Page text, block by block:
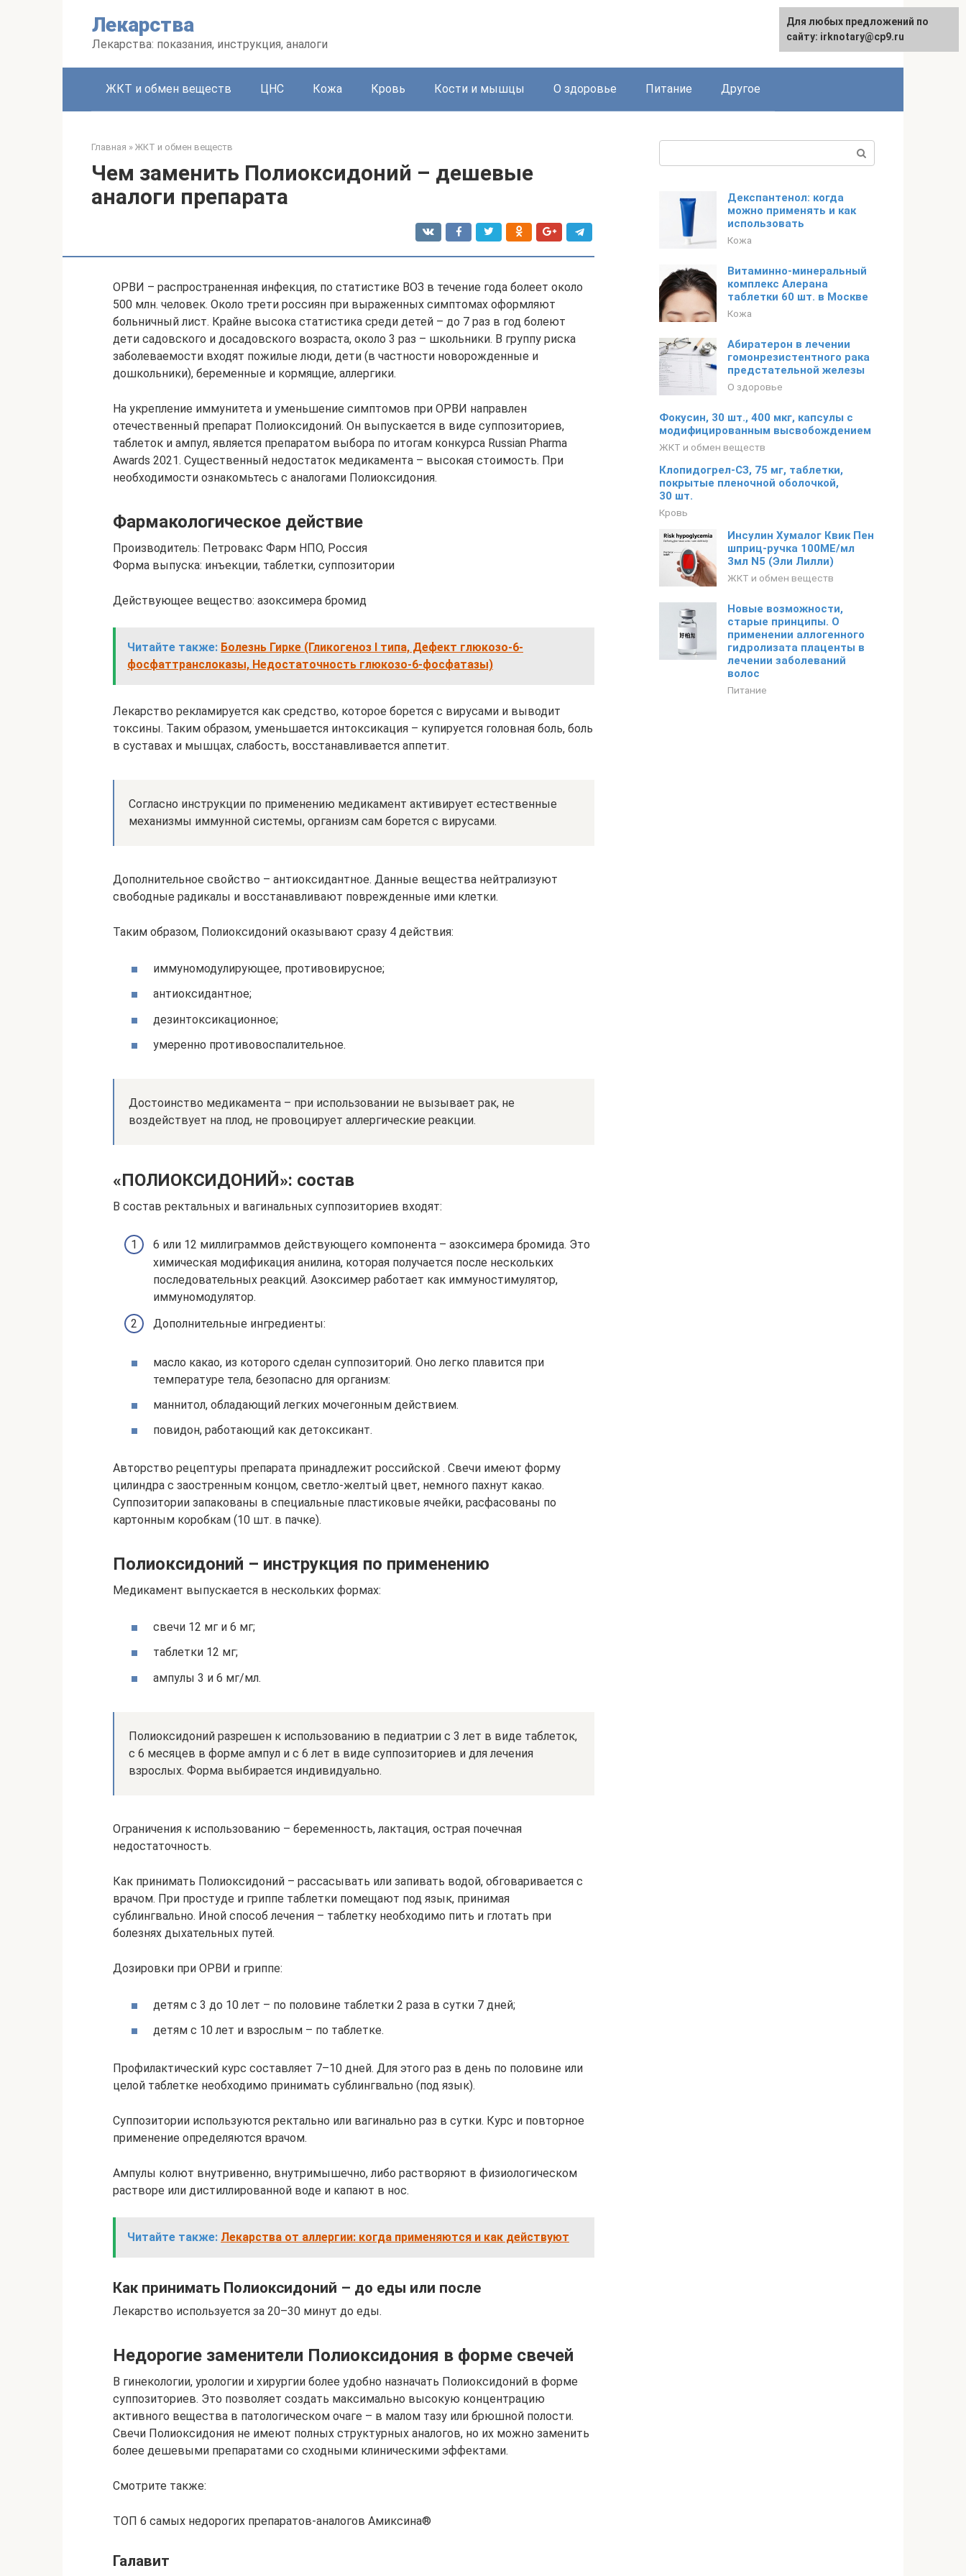
Лекарства
Лекарства: показания, инструкция, аналоги
ЖКТ и обмен веществ ЦНС Кожа Кровь Кости и мышцы О здоровье Питание Другое
Главная » ЖКТ и обмен веществ
Чем заменить Полиоксидоний – дешевые
аналоги препарата
ОРВИ – распространенная инфекция, по статистике ВОЗ в течение года болеет около
500 млн. человек. Около трети россиян при выраженных симптомах оформляют
больничный лист. Крайне высока статистика среди детей – до 7 раз в год болеют
дети садовского и досадовского возраста, около 3 раз – школьники. В группу риска
заболеваемости входят пожилые люди, дети (в частности новорожденные и
дошкольники), беременные и кормящие, аллергики.
На укрепление иммунитета и уменьшение симптомов при ОРВИ направлен
отечественный препарат Полиоксидоний. Он выпускается в виде суппозиториев,
таблеток и ампул, является препаратом выбора по итогам конкурса Russian Pharma
Awards 2021. Существенный недостаток медикамента – высокая стоимость. При
необходимости ознакомьтесь с аналогами Полиоксидония.
Фармакологическое действие
Производитель: Петровакс Фарм НПО, Россия
Форма выпуска: инъекции, таблетки, суппозитории
Действующее вещество: азоксимера бромид
Читайте также: Болезнь Гирке (Гликогеноз I типа, Дефект глюкозо-6-
фосфаттранслоказы, Недостаточность глюкозо-6-фосфатазы)
Лекарство рекламируется как средство, которое борется с вирусами и выводит
токсины. Таким образом, уменьшается интоксикация – купируется головная боль, боль
в суставах и мышцах, слабость, восстанавливается аппетит.
Согласно инструкции по применению медикамент активирует естественные
механизмы иммунной системы, организм сам борется с вирусами.
Дополнительное свойство – антиоксидантное. Данные вещества нейтрализуют
свободные радикалы и восстанавливают поврежденные ими клетки.
Таким образом, Полиоксидоний оказывают сразу 4 действия:
иммуномодулирующее, противовирусное;
антиоксидантное;
дезинтоксикационное;
умеренно противовоспалительное.
Достоинство медикамента – при использовании не вызывает рак, не
воздействует на плод, не провоцирует аллергические реакции.
«ПОЛИОКСИДОНИЙ»: состав
В состав ректальных и вагинальных суппозиториев входят:
6 или 12 миллиграммов действующего компонента – азоксимера бромида. Это
химическая модификация анилина, которая получается после нескольких
последовательных реакций. Азоксимер работает как иммуностимулятор,
иммуномодулятор.
Дополнительные ингредиенты:
масло какао, из которого сделан суппозиторий. Оно легко плавится при
температуре тела, безопасно для организм:
маннитол, обладающий легких мочегонным действием.
повидон, работающий как детоксикант.
Авторство рецептуры препарата принадлежит российской . Свечи имеют форму
цилиндра с заостренным концом, светло-желтый цвет, немного пахнут какао.
Суппозитории запакованы в специальные пластиковые ячейки, расфасованы по
картонным коробкам (10 шт. в пачке).
Полиоксидоний – инструкция по применению
Медикамент выпускается в нескольких формах:
свечи 12 мг и 6 мг;
таблетки 12 мг;
ампулы 3 и 6 мг/мл.
Полиоксидоний разрешен к использованию в педиатрии с 3 лет в виде таблеток,
с 6 месяцев в форме ампул и с 6 лет в виде суппозиториев и для лечения
взрослых. Форма выбирается индивидуально.
Ограничения к использованию – беременность, лактация, острая почечная
недостаточность.
Как принимать Полиоксидоний – рассасывать или запивать водой, обговаривается с
врачом. При простуде и гриппе таблетки помещают под язык, принимая
сублингвально. Иной способ лечения – таблетку необходимо пить и глотать при
болезнях дыхательных путей.
Дозировки при ОРВИ и гриппе:
детям с 3 до 10 лет – по половине таблетки 2 раза в сутки 7 дней;
детям с 10 лет и взрослым – по таблетке.
Профилактический курс составляет 7–10 дней. Для этого раз в день по половине или
целой таблетке необходимо принимать сублингвально (под язык).
Суппозитории используются ректально или вагинально раз в сутки. Курс и повторное
применение определяются врачом.
Ампулы колют внутривенно, внутримышечно, либо растворяют в физиологическом
растворе или дистиллированной воде и капают в нос.
Читайте также: Лекарства от аллергии: когда применяются и как действуют
Как принимать Полиоксидоний – до еды или после
Лекарство используется за 20–30 минут до еды.
Недорогие заменители Полиоксидония в форме свечей
В гинекологии, урологии и хирургии более удобно назначать Полиоксидоний в форме
суппозиториев. Это позволяет создать максимально высокую концентрацию
активного вещества в патологическом очаге – в малом тазу или брюшной полости.
Свечи Полиоксидония не имеют полных структурных аналогов, но их можно заменить
более дешевыми препаратами со сходными клиническими эффектами.
Смотрите также:
ТОП 6 самых недорогих препаратов-аналогов Амиксина®
Галавит
Декспантенол: когда
можно применять и как
использовать
Кожа
Витаминно-минеральный
комплекс Алерана
таблетки 60 шт. в Москве
Кожа
Абиратерон в лечении
гомонрезистентного рака
предстательной железы
О здоровье
Фокусин, 30 шт., 400 мкг, капсулы с
модифицированным высвобождением
ЖКТ и обмен веществ
Клопидогрел-СЗ, 75 мг, таблетки,
покрытые пленочной оболочкой,
30 шт.
Кровь
Инсулин Хумалог Квик Пен
шприц-ручка 100МЕ/мл
3мл N5 (Эли Лилли)
ЖКТ и обмен веществ
Новые возможности,
старые принципы. О
применении аллогенного
гидролизата плаценты в
лечении заболеваний
волос
Питание
Для любых предложений по
сайту: irknotary@cp9.ru